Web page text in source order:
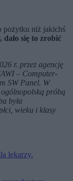
pożytku niż jakichś
dało się to zrobić
r. przez agencję
– Computer-
SW Panel. W
próbą
była
wieku i klasy
lekarzy.